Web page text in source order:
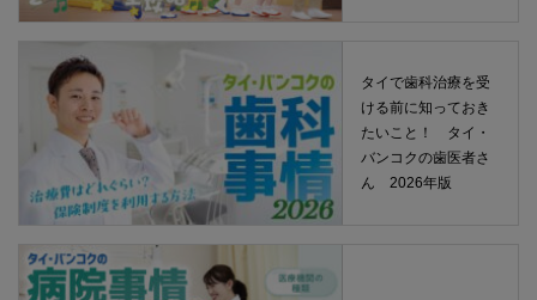
タイで歯科治療を受
ける前に知っておき
たいこと！ タイ・
バンコクの歯医者さ
ん 2026年版